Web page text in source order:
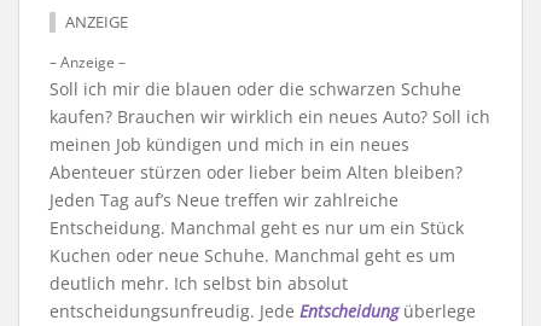
ANZEIGE
– Anzeige –
Soll ich mir die blauen oder die schwarzen Schuhe
kaufen? Brauchen wir wirklich ein neues Auto? Soll ich
meinen Job kündigen und mich in ein neues
Abenteuer stürzen oder lieber beim Alten bleiben?
Jeden Tag auf’s Neue treffen wir zahlreiche
Entscheidung. Manchmal geht es nur um ein Stück
Kuchen oder neue Schuhe. Manchmal geht es um
deutlich mehr. Ich selbst bin absolut
entscheidungsunfreudig. Jede Entscheidungüberlege